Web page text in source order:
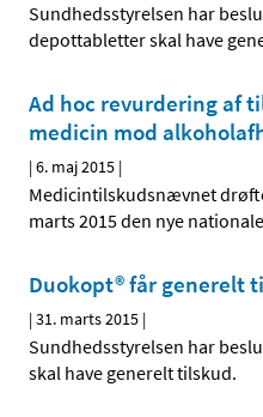
Sundhedsstyrelsen har
depottabletter skal have
Ad hoc revurdering af
medicin mod
|6. maj 2015 |
Medicintilskudsnævnet
marts 2015 den nye
Duokopt® får generelt
|31. marts 2015 |
Sundhedsstyrelsen har
skal have generelt tilskud.